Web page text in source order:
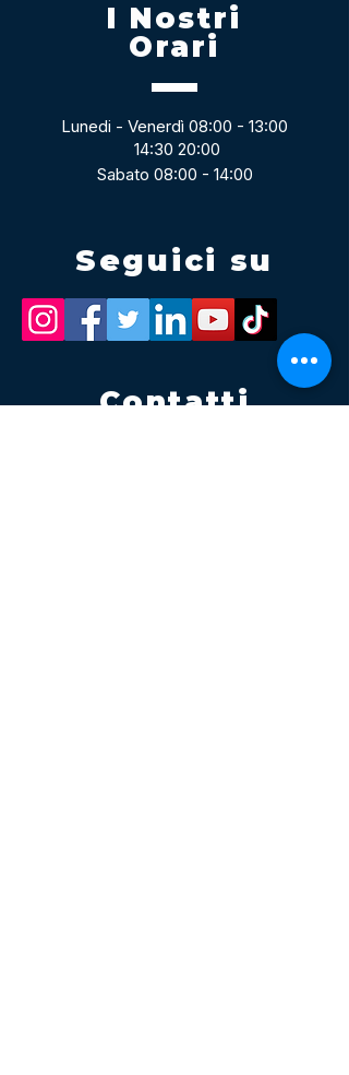
I Nostri
Orari
Lunedi - Venerdì 08:00 - 13:00
14:30 20:00
Sabato 08:00 - 14:00
Seguici su
Contatti